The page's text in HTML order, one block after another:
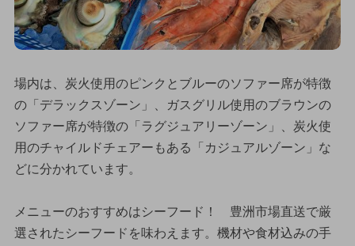
場内は、炭火使用のピンクとブルーのソファー席が特徴
の「デラックスゾーン」、ガスグリル使用のブラウンの
ソファー席が特徴の「ラグジュアリーゾーン」、炭火使
用のチャイルドチェアーもある「カジュアルゾーン」な
どに分かれています。
メニューのおすすめはシーフード！ 豊洲市場直送で厳
選されたシーフードを味わえます。機材や食材込みの手